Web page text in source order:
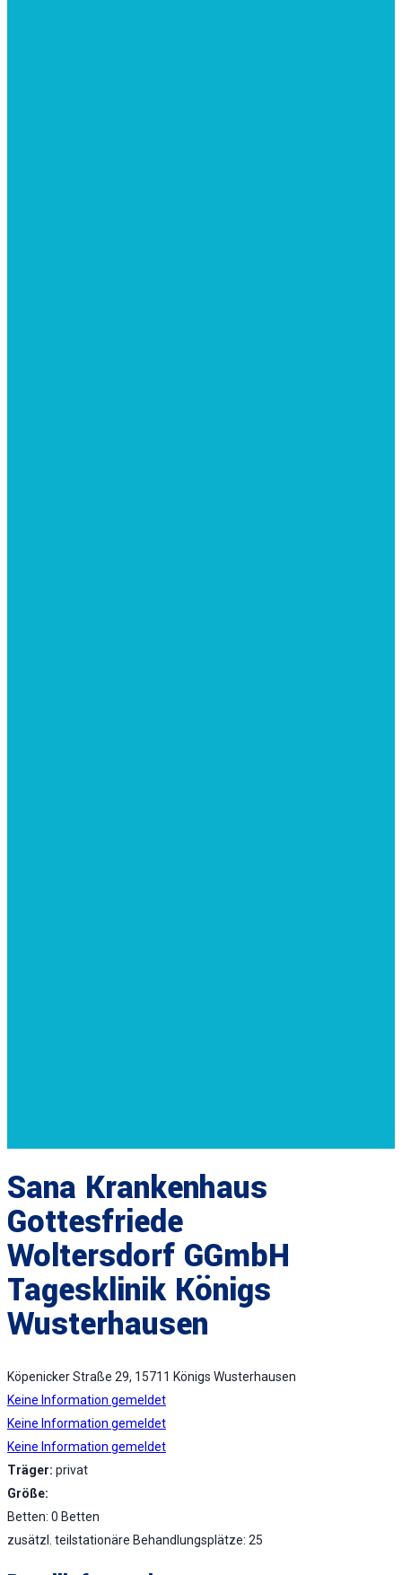
Sana Krankenhaus
Gottesfriede
Woltersdorf GGmbH
Tagesklinik Königs
Wusterhausen
Köpenicker Straße 29, 15711 Königs Wusterhausen
Keine Information gemeldet
Keine Information gemeldet
Keine Information gemeldet
Träger: privat
Größe:
Betten: 0 Betten
zusätzl. teilstationäre Behandlungsplätze: 25